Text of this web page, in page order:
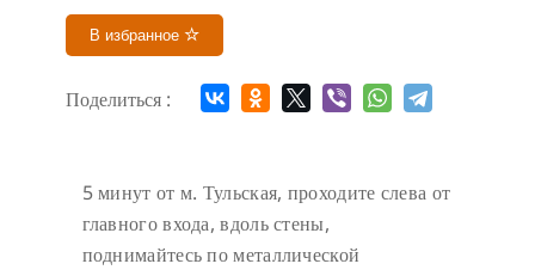
В избранное
Поделиться :
5 минут от м. Тульская, проходите слева от
главного входа, вдоль стены,
поднимайтесь по металлической